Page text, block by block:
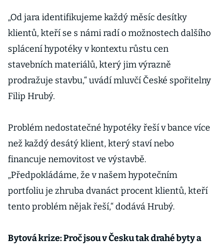
„Od jara identifikujeme každý měsíc desítky
klientů, kteří se s námi radí o možnostech dalšího
splácení hypotéky v kontextu růstu cen
stavebních materiálů, který jim výrazně
prodražuje stavbu,“ uvádí mluvčí České spořitelny
Filip Hrubý.
Problém nedostatečné hypotéky řeší v bance více
než každý desátý klient, který staví nebo
financuje nemovitost ve výstavbě.
„Předpokládáme, že v našem hypotečním
portfoliu je zhruba dvanáct procent klientů, kteří
tento problém nějak řeší,“ dodává Hrubý.
Bytová krize: Proč jsou v Česku tak drahé byty a